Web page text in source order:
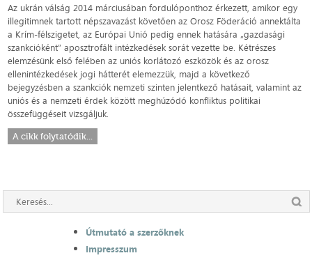
Az ukrán válság 2014 márciusában fordulóponthoz érkezett, amikor egy
illegitimnek tartott népszavazást követően az Orosz Föderáció annektálta
a Krím-félszigetet, az Európai Unió pedig ennek hatására „gazdasági
szankcióként” aposztrofált intézkedések sorát vezette be. Kétrészes
elemzésünk első felében az uniós korlátozó eszközök és az orosz
ellenintézkedések jogi hátterét elemezzük, majd a következő
bejegyzésben a szankciók nemzeti szinten jelentkező hatásait, valamint az
uniós és a nemzeti érdek között meghúzódó konfliktus politikai
összefüggéseit vizsgáljuk.
A cikk folytatódik...
Útmutató a szerzőknek
Impresszum